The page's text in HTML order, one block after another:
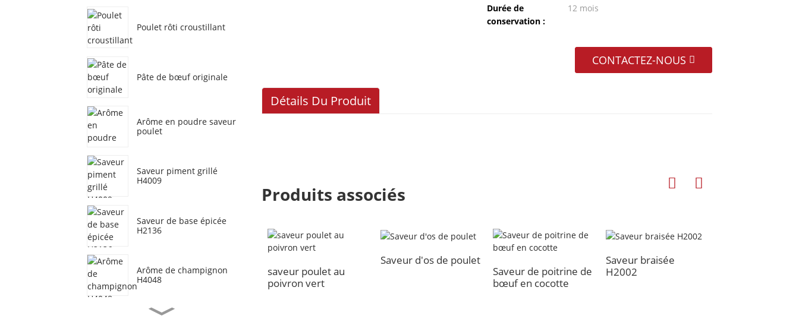
Poulet rôti croustillant
Pâte de bœuf originale
Arôme en poudre saveur
poulet
Saveur piment grillé
H4009
Saveur de base épicée
H2136
Arôme de champignon
H4048
Durée de
conservation :
12 mois
CONTACTEZ-NOUS
Détails Du Produit
Produits associés
saveur poulet au
poivron vert
Saveur d'os de poulet
Saveur de poitrine de
bœuf en cocotte
Saveur braisée
H2002